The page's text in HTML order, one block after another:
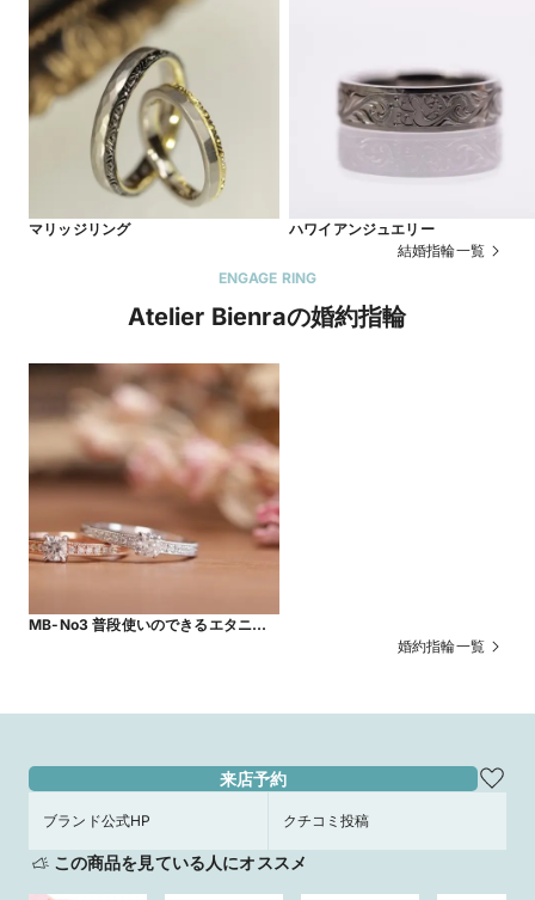
マリッジリング
ハワイアンジュエリー
結婚指輪一覧
ENGAGE RING
Atelier Bienraの婚約指輪
MB-No3 普段使いのできるエタニ
婚約指輪一覧
来店予約
ブランド公式HP クチコミ投稿
この商品を見ている人にオススメ